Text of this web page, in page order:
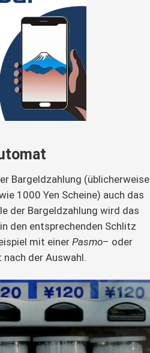
Bargeldzahlung (üblicherweise
1000 Yen Scheine) auch das
der Bargeldzahlung wird das
den entsprechenden Schlitz
mit einerPasmo– oder
der Auswahl.